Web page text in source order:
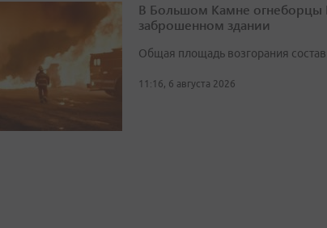
В Большом Камне
заброшенном здании
Общая площадь возгорания
11:16, 6 августа 2026